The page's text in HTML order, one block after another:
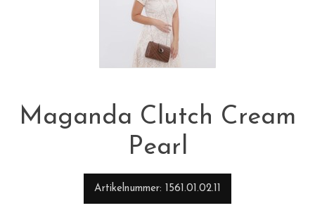
Maganda Clutch Cream
Pearl
Artikelnummer 1561.01.02.11